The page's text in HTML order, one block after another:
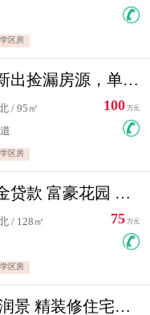
学区房
万科翡翠大道新出捡漏房源，单价10500精装修
/ 95㎡
学区房
100 万元
松霞路可公积金贷款 富豪花园 复式住宅急售送小棚
/ 128㎡
学区房
75 万元
超低首付 卫城润景 精装修住宅急售 可公积金贷款